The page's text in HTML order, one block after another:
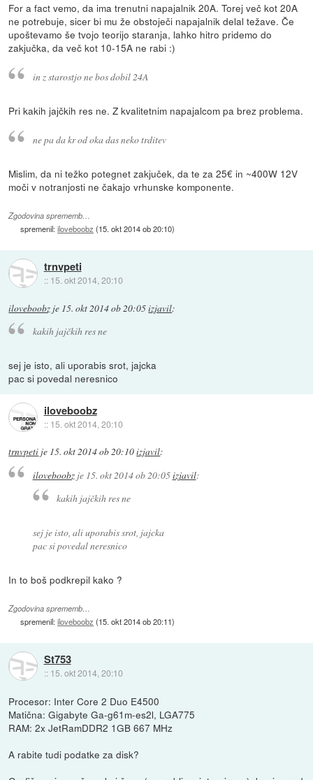
For a fact vemo, da ima trenutni napajalnik 20A. Torej več kot 20A
ne potrebuje, sicer bi mu že obstoječi napajalnik delal težave. Če
upoštevamo še tvojo teorijo staranja, lahko hitro pridemo do
zakjučka, da več kot 10-15A ne rabi :)
in z starostjo ne bos dobil 24A
Pri kakih jajčkih res ne. Z kvalitetnim napajalcom pa brez problema.
ne pa da kr od oka das neko trditev
Mislim, da ni težko potegnet zakjuček, da te za 25€ in ~400W 12V
moči v notranjosti ne čakajo vrhunske komponente.
Zgodovina sprememb…
spremenil:iloveboobz (15. okt 2014 ob 20:10)
trnvpeti
:: 15. okt 2014, 20:10
iloveboobz je 15. okt 2014 ob 20:05izjavil:
kakih jajčkih res ne
sej je isto, ali uporabis srot, jajcka
pac si povedal neresnico
iloveboobz
:: 15. okt 2014, 20:10
trnvpeti je 15. okt 2014 ob 20:10izjavil:
iloveboobzje 15. okt 2014 ob 20:05izjavil:
kakih jajčkih res ne
sej je isto, ali uporabis srot, jajcka
pac si povedal neresnico
In to boš podkrepil kako ?
Zgodovina sprememb…
spremenil:iloveboobz (15. okt 2014 ob 20:11)
St753
:: 15. okt 2014, 20:10
Procesor: Inter Core 2 Duo E4500
Matična: Gigabyte Ga-g61m-es2l, LGA775
RAM: 2x JetRamDDR2 1GB 667 MHz
A rabite tudi podatke za disk?